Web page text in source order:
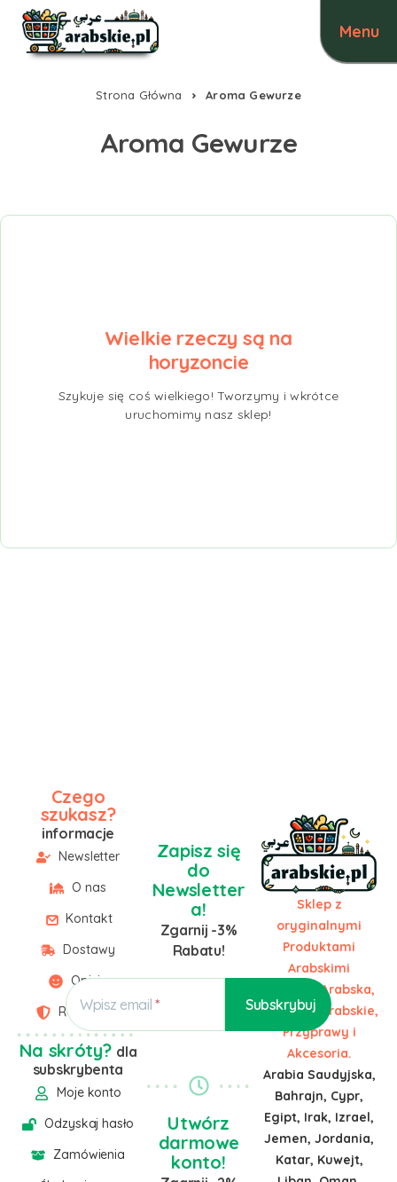
Strona Główna Aroma Gewurze
Aroma Gewurze
Wielkie rzeczy są na
horyzoncie
Szykuje się coś wielkiego! Tworzymy i wkrótce
uruchomimy nasz sklep!
Czego
szukasz?
informacje
Newsletter
O nas
Kontakt
Dostawy
Opinie
Regulamin
Na skróty? dla
subskrybenta
Moje konto
Odzyskaj hasło
Zamówienia
Sklep z
oryginalnymi
Produktami
Arabskimi
Żywność Arabska,
Słodycze Arabskie,
Przyprawy i
Akcesoria.
Arabia Saudyjska,
Bahrajn, Cypr,
Egipt, Irak, Izrael,
Jemen, Jordania,
Katar, Kuwejt,
Zapisz się
do
Newsletter
a!
Zgarnij -3%
Rabatu!
Wpisz email
Utwórz
darmowe
konto!